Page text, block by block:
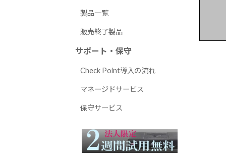
製品一覧
販売終了製品
サポート・保守
Check Point導入の流れ
マネージドサービス
保守サービス